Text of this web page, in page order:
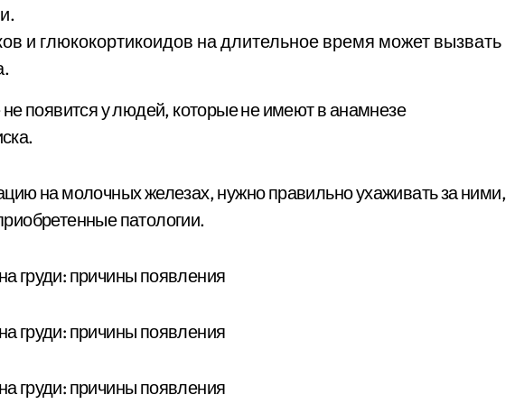
и глюкокортикоидов на длительное время может вызвать
появится у людей, которые не имеют в анамнезе
на молочных железах, нужно правильно ухаживать за ними,
патологии.